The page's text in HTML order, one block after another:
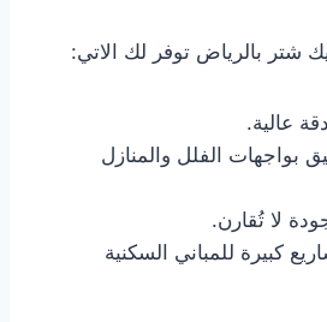
شتر بالرياض توفر لك الاتي:
عالية.
بواجهات الفلل والمنازل
لا تُقارن.
كبيرة للمباني السكنية